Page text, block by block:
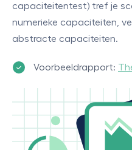
capaciteitentest) tref je
numerieke capaciteiten,
abstracte capaciteiten.
Voorbeeldrapport: